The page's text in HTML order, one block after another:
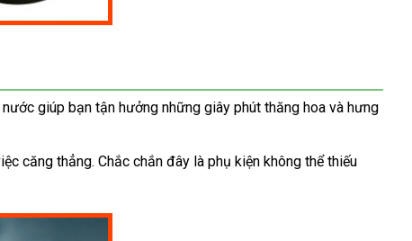
giúp bạn tận hưởng những giây phút thăng hoa và hưng
căng thẳng. Chắc chắn đây là phụ kiện không thể thiếu